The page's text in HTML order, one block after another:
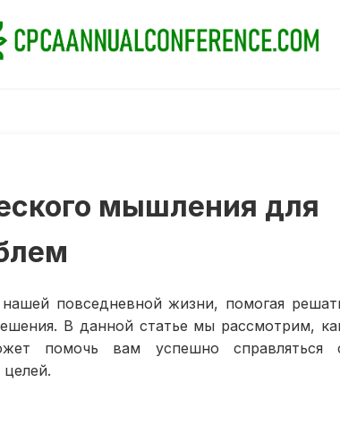
мышления для
повседневной жизни, помогая
В данной статье мы рассмотрим,
помочь вам успешно справляться